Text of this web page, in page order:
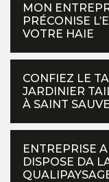
MON
PRÉCONISE
VOTRE HAIE
CONFIEZ LE
JARDINIER
À SAINT
ENTREPRISE
DISPOSE DA